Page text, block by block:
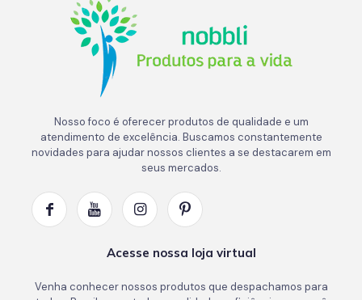
Nosso foco é oferecer produtos de qualidade e um
atendimento de excelência. Buscamos constantemente
novidades para ajudar nossos clientes a se destacarem em
seus mercados.
Acesse nossa loja virtual
Venha conhecer nossos produtos que despachamos para